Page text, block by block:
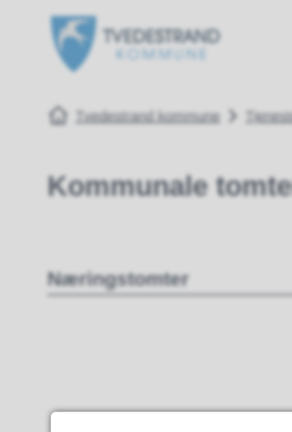
Tvedestrand kommune
Du er her:Tvedestrand kommune
Kommunale
Næringstomter